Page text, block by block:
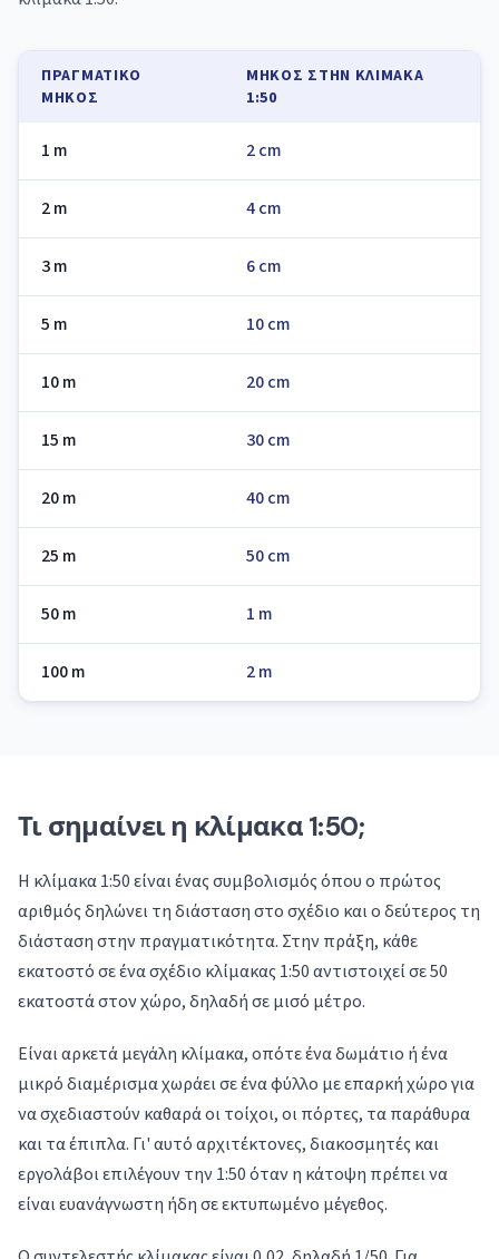
ΠΡΑΓΜΑΤΙΚΌ
ΜΉΚΟΣ
ΜΉΚΟΣ ΣΤΗΝ ΚΛΊΜΑΚΑ
1:50
1 m 2 cm
2 m 4 cm
3 m 6 cm
5 m 10 cm
10 m 20 cm
15 m 30 cm
20 m 40 cm
25 m 50 cm
50 m 1 m
100 m 2 m
Τι σημαίνει η κλίμακα 1:50;
Η κλίμακα 1:50 είναι ένας συμβολισμός όπου ο πρώτος
αριθμός δηλώνει τη διάσταση στο σχέδιο και ο δεύτερος τη
διάσταση στην πραγματικότητα. Στην πράξη, κάθε
εκατοστό σε ένα σχέδιο κλίμακας 1:50 αντιστοιχεί σε 50
εκατοστά στον χώρο, δηλαδή σε μισό μέτρο.
Είναι αρκετά μεγάλη κλίμακα, οπότε ένα δωμάτιο ή ένα
μικρό διαμέρισμα χωράει σε ένα φύλλο με επαρκή χώρο για
να σχεδιαστούν καθαρά οι τοίχοι, οι πόρτες, τα παράθυρα
και τα έπιπλα. Γι' αυτό αρχιτέκτονες, διακοσμητές και
εργολάβοι επιλέγουν την 1:50 όταν η κάτοψη πρέπει να
είναι ευανάγνωστη ήδη σε εκτυπωμένο μέγεθος.